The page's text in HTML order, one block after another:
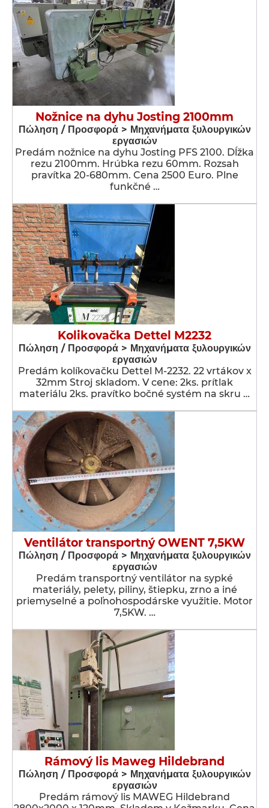
Nožnice na dyhu Josting 2100mm
Πώληση / Προσφορά > Μηχανήματα ξυλουργικών
εργασιών
Predám nožnice na dyhu Josting PFS 2100. Dĺžka
rezu 2100mm. Hrúbka rezu 60mm. Rozsah
pravítka 20-680mm. Cena 2500 Euro. Plne
funkčné …
Kolikovačka Dettel M2232
Πώληση / Προσφορά > Μηχανήματα ξυλουργικών
εργασιών
Predám kolíkovačku Dettel M-2232. 22 vrtákov x
32mm Stroj skladom. V cene: 2ks. prítlak
materiálu 2ks. pravítko bočné systém na skru …
Ventilátor transportný OWENT 7,5KW
Πώληση / Προσφορά > Μηχανήματα ξυλουργικών
εργασιών
Predám transportný ventilátor na sypké
materiály, pelety, piliny, štiepku, zrno a iné
priemyselné a poľnohospodárske využitie. Motor
7,5KW. …
Rámový lis Maweg Hildebrand
Πώληση / Προσφορά > Μηχανήματα ξυλουργικών
εργασιών
Predám rámový lis MAWEG Hildebrand